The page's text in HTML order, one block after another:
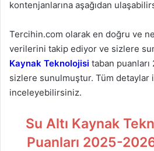
kontenjanlarına aşağıdan
Tercihin.com olarak en doğru ve
verilerini takip ediyor ve sizlere
Kaynak Teknolojisi taban
sizlere sunulmuştur. Tüm detaylar
inceleyebilirsiniz.
Su Altı Kaynak
Puanları 2025-